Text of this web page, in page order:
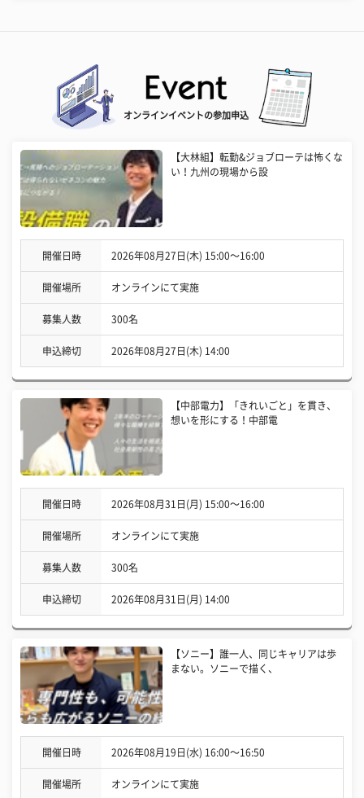
オンラインイベントの参加申込
【大林組】転勤&ジョブローテは怖くな
い！九州の現場から設
開催日時 2026年08月27日(木) 15:00〜16:00
開催場所 オンラインにて実施
募集人数 300名
申込締切 2026年08月27日(木) 14:00
【中部電力】「きれいごと」を貫き、
想いを形にする！中部電
開催日時 2026年08月31日(月) 15:00〜16:00
開催場所 オンラインにて実施
募集人数 300名
申込締切 2026年08月31日(月) 14:00
【ソニー】誰一人、同じキャリアは歩
まない。ソニーで描く、
開催日時 2026年08月19日(水) 16:00〜16:50
開催場所 オンラインにて実施